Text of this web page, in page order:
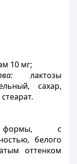
10 мг;
лактозы
сахар,
формы, с
белого
оттенком